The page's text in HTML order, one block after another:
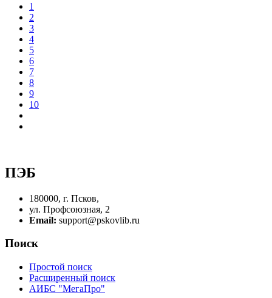
1
2
3
4
5
6
7
8
9
10
ПЭБ
180000, г. Псков,
ул. Профсоюзная, 2
Email: support@pskovlib.ru
Поиск
Простой поиск
Расширенный поиск
АИБС "МегаПро"